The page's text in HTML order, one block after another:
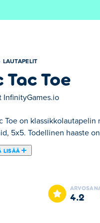
LAUTAPELIT
Tac Toe
InfinityGames.io
Toe on
5x5. Todellinen haaste
LISÄÄ
peliin, jota kaikki
tulostaulukoille
4.2